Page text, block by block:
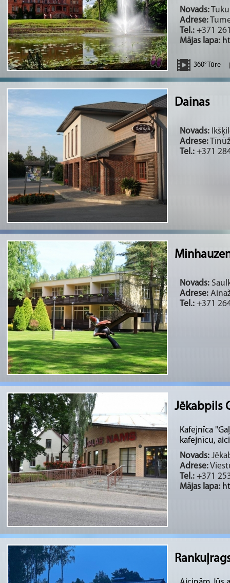
Novads:
Adrese:
Tel.: +371
Mājas lapa:
360° Tūre
Dainas
Novads:
Adrese:
Tel.: +371
Novads:
Adrese:
Tel.: +371
Jēkabpils
Kafejnīca
kafejnīcu,
Novads:
Adrese:
Tel.: +371
Mājas lapa: